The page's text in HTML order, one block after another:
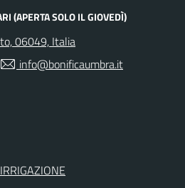
(APERTA SOLO IL GIOVEDÌ)
06049, Italia
info@bonificaumbra.it